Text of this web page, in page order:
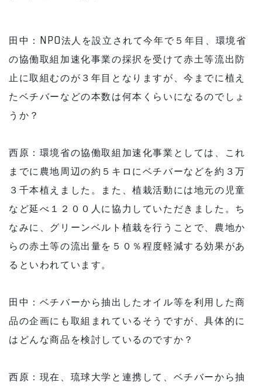
田中：NPO法人を設立されて今年で５年目、環境省
の協働取組加速化事業の採択を受けて赤土等流出防
止に取組むのが３年目となりますが、今までに植え
たベチバーなどの本数は何本くらいになるのでしょ
うか？
西原：環境省の協働取組加速化事業としては、これ
までに農地周辺の約５キロにベチバーなどを約３万
３千本植えました。また、植栽活動には地元の児童
など延べ１２００人に協力していただきました。ち
なみに、グリーンベルト植栽を行うことで、農地か
らの赤土等の流出量を５０％程度軽減する効果があ
るといわれています。
田中：ベチバーから抽出したオイル等を利用した商
品の企画にも取組まれているそうですが、具体的に
はどんな商品を検討しているのですか？
西原：現在、琉球大学と連携して、ベチバーから抽